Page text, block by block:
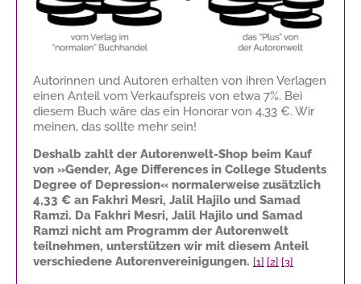
Autorinnen und Autoren erhalten von ihren Verlagen
einen Anteil vom Verkaufspreis von etwa 7%. Bei
diesem Buch wäre das ein Honorar von 4,33 €. Wir
meinen, das sollte mehr sein!
Deshalb zahlt der Autorenwelt-Shop beim Kauf
von »Gender, Age Differences in College Students
Degree of Depression« normalerweise zusätzlich
4,33 € an Fakhri Mesri, Jalil Hajilo und Samad
Ramzi. Da Fakhri Mesri, Jalil Hajilo und Samad
Ramzi nicht am Programm der Autorenwelt
teilnehmen, unterstützen wir mit diesem Anteil
verschiedene Autorenvereinigungen. [1] [2] [3]